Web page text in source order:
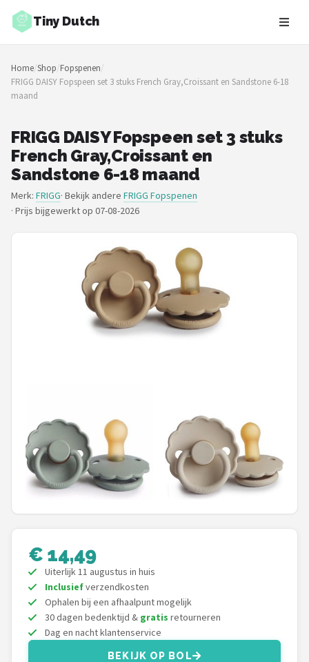
Tiny Dutch
Zoeken
NAVIGATIE
Shop
Merken
Blog
Speelgoed
Knuffel Cadeaus
Babykleding Cadeaus
Chouette-Chouette
Little Dutch
Happy Horse
FRIGG
Meyco
Stokke
Home/Shop/Fopspenen/
FRIGG DAISY Fopspeen set 3 stuks French Gray,Croissant en Sandstone 6-18
maand
FRIGG DAISY Fopspeen set 3 stuks
French Gray,Croissant en
Sandstone 6-18 maand
Merk: FRIGG· Bekijk andere FRIGG Fopspenen
· Prijs bijgewerkt op 07-08-2026
€ 14,49
Uiterlijk 11 augustus in huis
Inclusiefverzendkosten
Ophalen bij een afhaalpunt mogelijk
30 dagen bedenktijd & gratis retourneren
Dag en nacht klantenservice
BEKIJK OP BOL